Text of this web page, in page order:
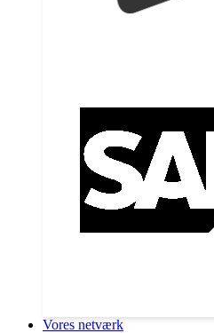
Vores netværk